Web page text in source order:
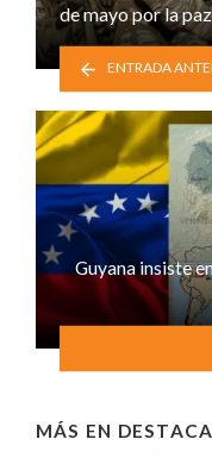
de mayo por la paz
ENTRADA
Guyana insiste
MÁS EN